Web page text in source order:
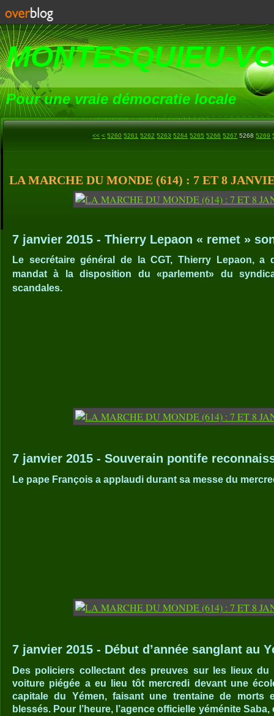
MONTESQUIEU-
Pour une vraie démocratie locale
<< < 5200
5210
5220
5230
5240
5250
5260 5261 5262 5263 5264 5265 5266 5267 5268 5269
LA MARCHE DU MONDE (614) : 7 ET 8
7 janvier 2015 - Thierry Lepaon « remet »
Le secrétaire général de la CGT, Thierry Lepaon, a
mandat à la disposition du «parlement» du
scandales.
7 janvier 2015 - Souverain pontife
Le pape François a applaudi durant sa messe du
7 janvier 2015 - Début d’année sanglant au
Des policiers collectant des preuves sur les lieux du
voiture piégée a eu lieu tôt mercredi devant une
capitale du Yémen, faisant une trentaine de morts
blessés. Pour l’heure, l’agence officielle yéménite